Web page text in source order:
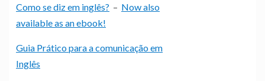
Como se diz em inglês? – Now also
available as an ebook!
Guia Prático para a comunicação em
Inglês